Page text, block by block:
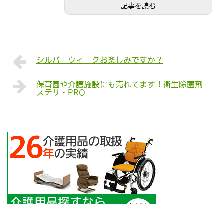
記事を読む
シルバーウィークお楽しみですか？
保育園や介護施設にも売れてます！衛生除菌剤
ステリ・PRO